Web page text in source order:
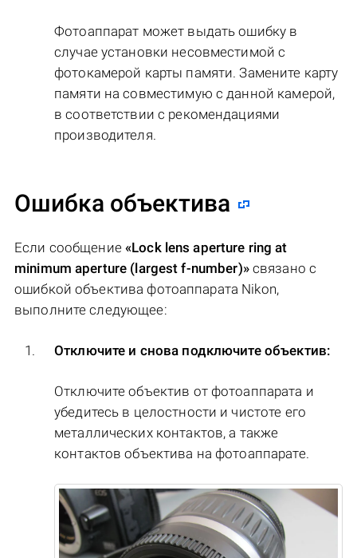
Фотоаппарат может выдать ошибку в
случае установки несовместимой с
фотокамерой карты памяти. Замените карту
памяти на совместимую с данной камерой,
в соответствии с рекомендациями
производителя.
Ошибка объектива
Если сообщение «Lock lens aperture ring at
minimum aperture (largest f-number)»связано с
ошибкой объектива фотоаппарата Nikon,
выполните следующее:
Отключите и снова подключите объектив:
Отключите объектив от фотоаппарата и
убедитесь в целостности и чистоте его
металлических контактов, а также
контактов объектива на фотоаппарате.